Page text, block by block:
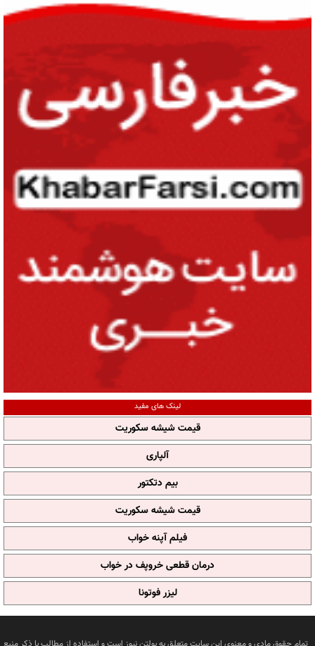
لینک های مفید
قیمت شیشه سکوریت
آلپاری
بیم دتکتور
قیمت شیشه سکوریت
فیلم آپنه خواب
درمان قطعی خروپف در خواب
لیزر فوتونا